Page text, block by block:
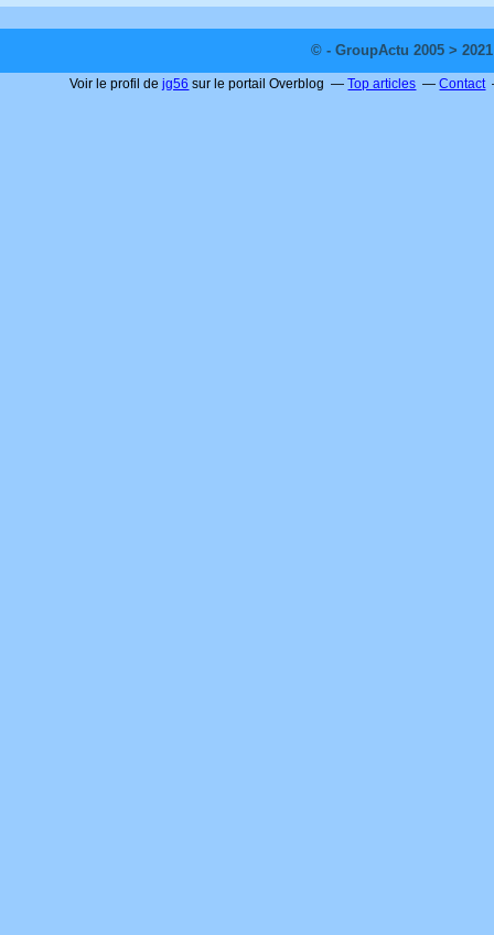
© - GroupActu 2005 >
Voir le profil dejg56 sur le portail Overblog Top articles Contact